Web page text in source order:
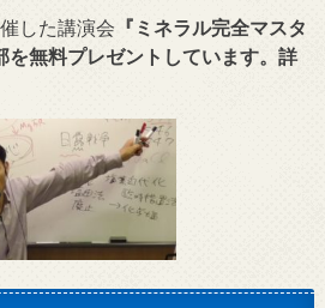
した講演会 『ミネラル完全マスタ
を無料プレゼントしています。詳